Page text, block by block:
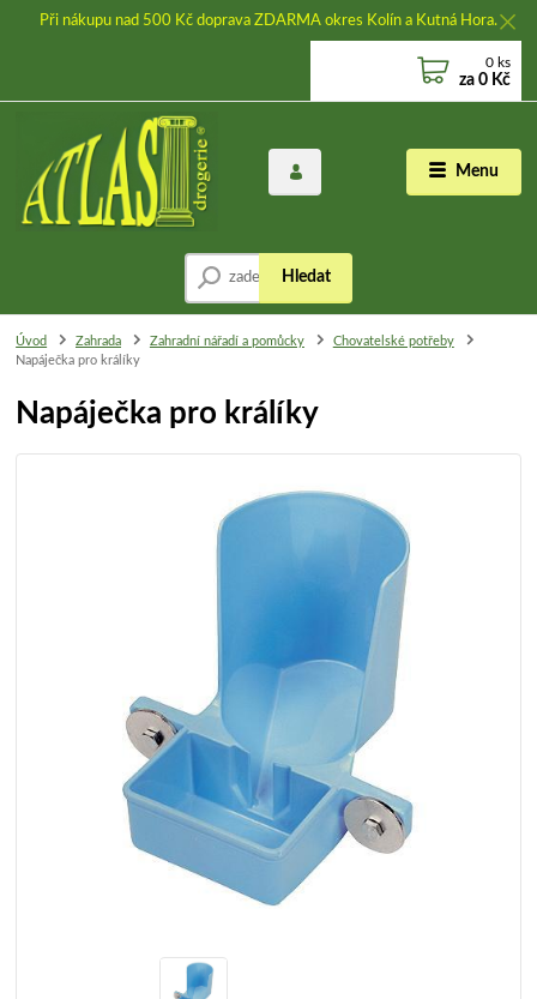
Při nákupu nad 500 Kč doprava ZDARMA okres Kolín a Kutná Hora.
Menu
Hledat
0 ks
za 0 Kč
Úvod Zahrada Zahradní nářadí a pomůcky
Chovatelské potřeby
Napáječka pro králíky
Napáječka pro králíky